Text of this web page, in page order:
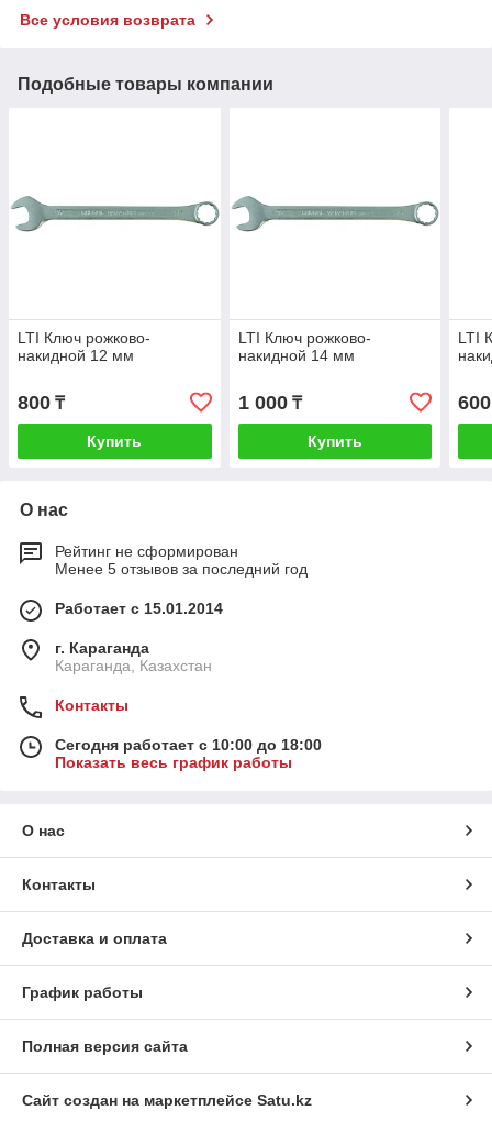
Все условия возврата
Подобные товары компании
LTI Ключ рожково-
накидной 12 мм
800 ₸
Купить
LTI Ключ рожково-
накидной 14 мм
1 000₸
Купить
LTI
600
О нас
Рейтинг не сформирован
Менее 5 отзывов за последний год
Работает с 15.01.2014
г. Караганда
Караганда, Казахстан
Контакты
Сегодня работает с 10:00 до 18:00
Показать весь график работы
О нас
Контакты
Доставка и оплата
График работы
Полная версия сайта
Сайт создан на маркетплейсе Satu.kz